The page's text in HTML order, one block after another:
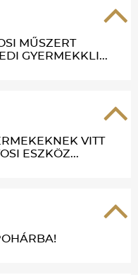
MŰSZERT
GYERMEKKLI...
VITT
ESZKÖZ...